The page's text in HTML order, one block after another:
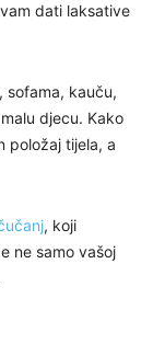
dati laksative
sofama, kauču,
djecu. Kako
položaj tijela, a
, koji
ne samo vašoj